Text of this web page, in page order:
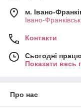
м. Івано-
Івано-
Контакти
Сьогодні
Показати весь
Про нас